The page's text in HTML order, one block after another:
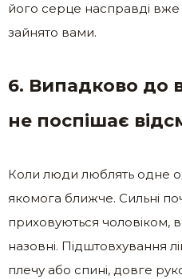
його серце насправді
зайнято вами.
6. Випадково до
не поспішає
Коли люди люблять одне
якомога ближче. Сильні
приховуються чоловіком,
назовні. Підштовхування
плечу або спині, довге